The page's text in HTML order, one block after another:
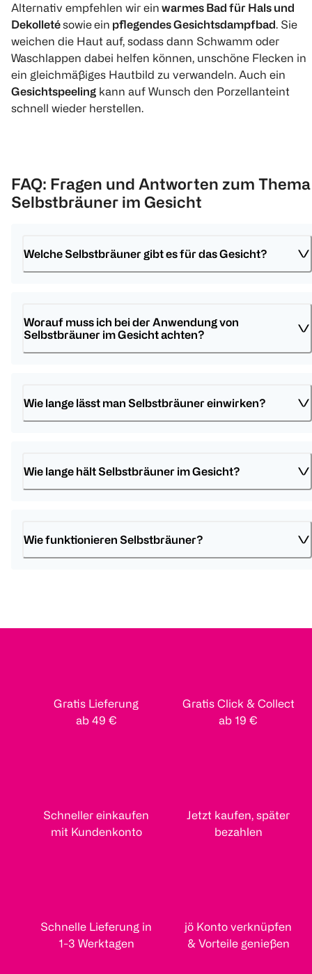
Alternativ empfehlen wir ein warmes Bad für Hals und
Dekolletésowieein pflegendes Gesichtsdampfbad. Sie
weichen die Haut auf, sodass dann Schwamm oder
Waschlappen dabei helfen können, unschöne Flecken in
ein gleichmäßiges Hautbild zu verwandeln. Auch ein
Gesichtspeeling kann auf Wunsch den Porzellanteint
schnell wieder herstellen.
FAQ: Fragen und Antworten zum Thema
Selbstbräuner im Gesicht
Welche Selbstbräuner gibt es für das Gesicht?
Worauf muss ich bei der Anwendung von
Selbstbräuner im Gesicht achten?
Wie lange lässt man Selbstbräuner einwirken?
Wie lange hält Selbstbräuner im Gesicht?
Gratis Lieferung
ab 49 €
Gratis Click & Collect
ab 19 €
Schneller einkaufen
mit Kundenkonto
Jetzt kaufen, später
bezahlen
Schnelle Lieferung in
1-3 Werktagen
jö Konto verknüpfen
& Vorteile genießen